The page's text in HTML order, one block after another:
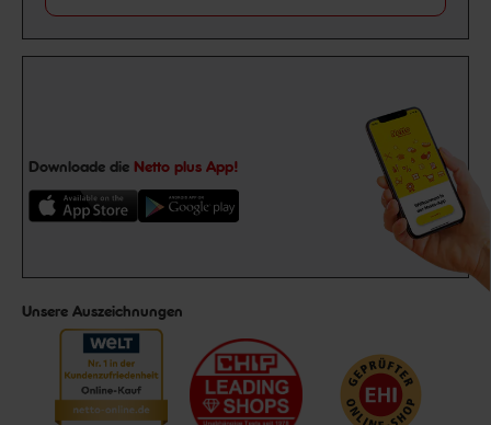
Downloade die Netto plus App!
Unsere Auszeichnungen